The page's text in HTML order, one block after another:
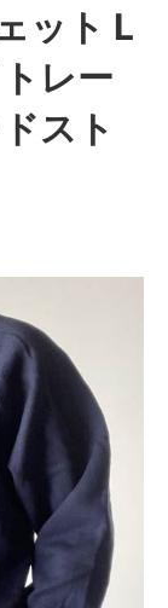
ット L
レー
スト